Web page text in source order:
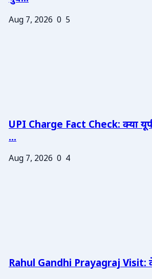
Aug 7, 2026 0 5
UPI Charge Fact Check: क्या
...
Aug 7, 2026 0 4
Rahul Gandhi Prayagraj Visit: